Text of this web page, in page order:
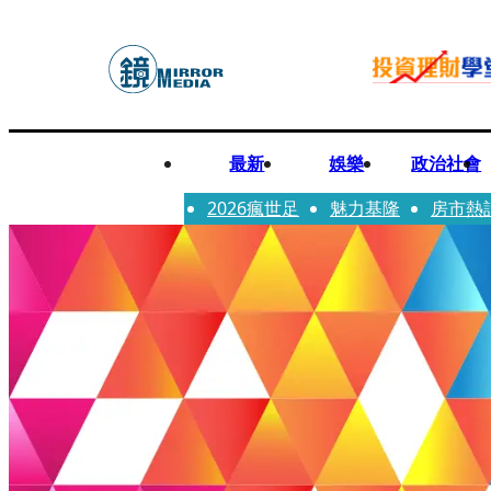
最新 娛樂
政治社會
2026瘋世足
魅力基隆 房市熱